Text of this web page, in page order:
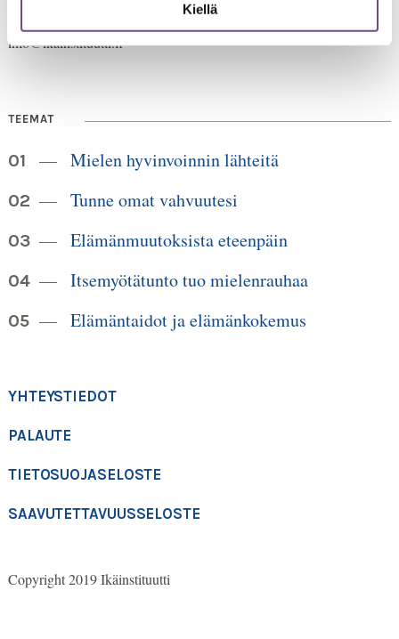
Kiellä
30.6.2026, sen jälkeen numero on 040 350 3104
info@ikainstituutti.fi
TEEMAT
Mielen hyvinvoinnin lähteitä
Tunne omat vahvuutesi
Elämänmuutoksista eteenpäin
Itsemyötätunto tuo mielenrauhaa
Elämäntaidot ja elämänkokemus
YHTEYSTIEDOT
PALAUTE
TIETOSUOJASELOSTE
SAAVUTETTAVUUSSELOSTE
Copyright 2019 Ikäinstituutti